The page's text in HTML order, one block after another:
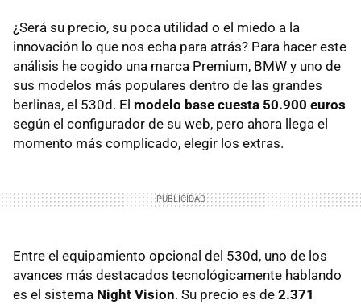
¿Será su precio, su poca utilidad o el miedo a la
innovación lo que nos echa para atrás? Para hacer este
análisis he cogido una marca Premium, BMW y uno de
sus modelos más populares dentro de las grandes
berlinas, el 530d. El modelo base cuesta 50.900 euros
según el configurador de su web, pero ahora llega el
momento más complicado, elegir los extras.
Entre el equipamiento opcional del 530d, uno de los
avances más destacados tecnológicamente hablando
es el sistema Night Vision. Su precio es de 2.371